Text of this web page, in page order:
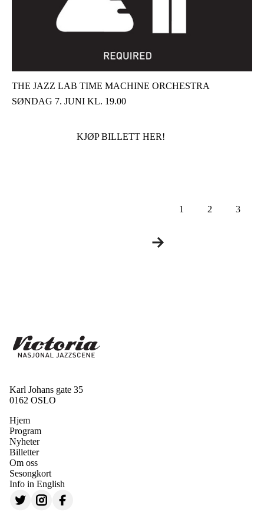
THE JAZZ LAB TIME MACHINE ORCHESTRA
SØNDAG 7. JUNI KL. 19.00
KJØP BILLETT HER!
1 2 3
Karl Johans gate 35
0162 OSLO
Hjem
Program
Nyheter
Billetter
Om oss
Sesongkort
Info in English